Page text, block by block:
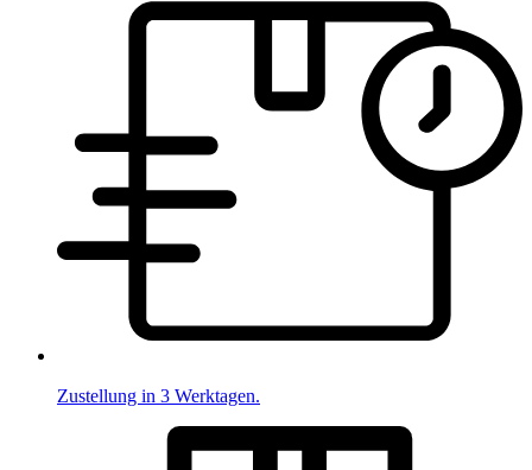
Zustellung in 3 Werktagen.